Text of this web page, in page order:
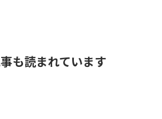
も読まれています